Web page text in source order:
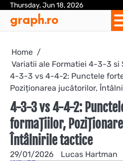
Skip
content
Thursday, Jun 18, 2026
graph.ro
Home
Variatii ale Formatiei 4-3-3 si
4-3-3 vs 4-4-2: Punctele
Poziționarea jucătorilor,
4-3-3 vs 4-4-2:
formațiilor,
Întâlnirile tactice
29/01/2026 Lucas Hartman